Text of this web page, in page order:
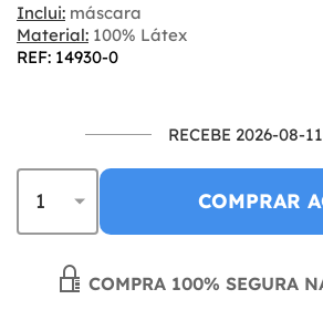
Inclui: máscara
Material: 100% Látex
REF: 14930-0
RECEBE 2026-08-11
COMPRAR
COMPRA 100% SEGURA